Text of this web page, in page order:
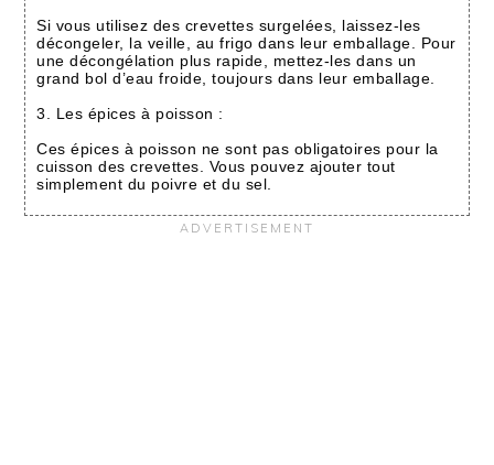
Si vous utilisez des crevettes surgelées, laissez-les
décongeler, la veille, au frigo dans leur emballage. Pour
une décongélation plus rapide, mettez-les dans un
grand bol d’eau froide, toujours dans leur emballage.
3. Les épices à poisson :
Ces épices à poisson ne sont pas obligatoires pour la
cuisson des crevettes. Vous pouvez ajouter tout
simplement du poivre et du sel.